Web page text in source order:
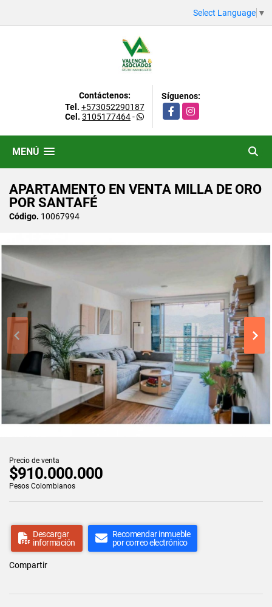
Select Language ▼
Contáctenos:
Tel. +573052290187
Cel. 3105177464-
Síguenos:
FacebookInstagram
MENÚ
APARTAMENTO EN VENTA MILLA DE ORO
POR SANTAFÉ
Código. 10067994
Precio de venta
$910.000.000
Pesos Colombianos
Descargar
información
Recomendar inmueble
por correo electrónico
Compartir